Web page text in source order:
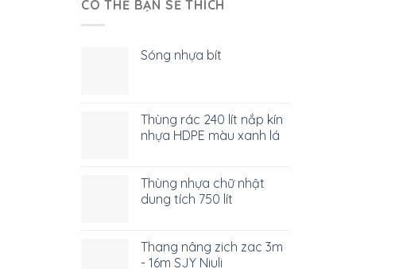
CÓ THỂ BẠN SẼ THÍCH
Sóng nhựa bít
Thùng rác 240 lít nắp kín
nhựa HDPE màu xanh lá
Thùng nhựa chữ nhật
dung tích 750 lít
Thang nâng zich zac 3m
- 16m SJY Niuli